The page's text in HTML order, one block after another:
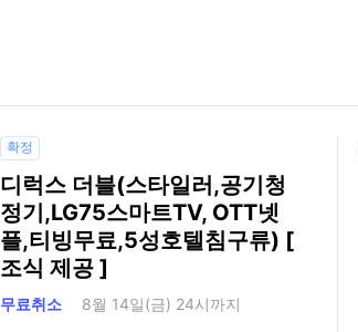
확정
디럭스 더블(스타일러,공기청
정기,LG75스마트TV, OTT넷
플,티빙무료,5성호텔침구류) [
조식 제공 ]
무료취소 8월 14일(금) 24시까지